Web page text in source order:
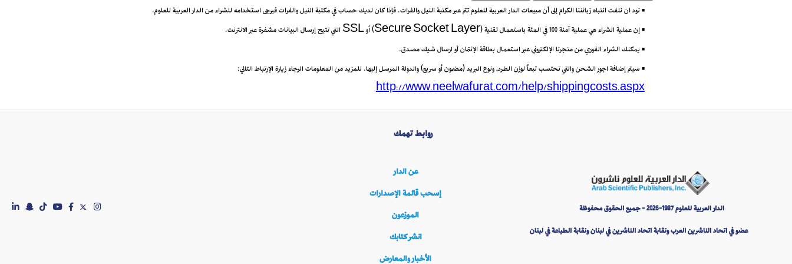
• نود ان نلفت انتباه زبائننا الكرام إلى أن مبيعات الدار العربية للعلوم تتم عبر مكتبة النيل والفرات. فإذا كان لديك حساب في مكتبة النيل والفرات فيرجى استخدامه للشراء من الدار العربية للعلوم.
• إن عملية الشراء هي عملية آمنة 100 في المئة باستعمال تقنية (Secure Socket Layer) أو SSL التي تتيح إرسال البيانات مشفرة عبر الانترنت.
• يمكنك الشراء الفوري من متجرنا الإلكتروني عبر استعمال بطاقة الإئتمان أو ارسال شيك مصدق.
• سيتم إضافة اجور الشحن والتي تحتسب تبعاً لوزن الطرد، ونوع البريد (مضمون أو سريع) والدولة المرسل إليها. للمزيد من المعلومات الرجاء زيارة الإرتباط التالي:
http://www.neelwafurat.com/help/shippingcosts.aspx
روابط تهمك
عن الدار
إسحب قائمة الإصدارات
الموزعون
انشر كتابك
الأخبار والمعارض
الدار العربية للعلوم 1987-2026 - جميع الحقوق محفوظة
عضو في اتحاد الناشرين العرب ونقابة اتحاد الناشرين في لبنان ونقابة الطباعة في لبنان